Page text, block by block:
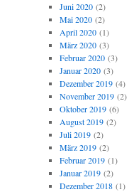
Juni 2020(2)
Mai 2020(2)
April 2020(1)
März 2020(3)
Februar 2020(3)
Januar 2020(3)
Dezember 2019(4)
November 2019(2)
Oktober 2019(6)
August 2019(2)
Juli 2019(2)
März 2019(2)
Februar 2019(1)
Januar 2019(2)
Dezember 2018(1)